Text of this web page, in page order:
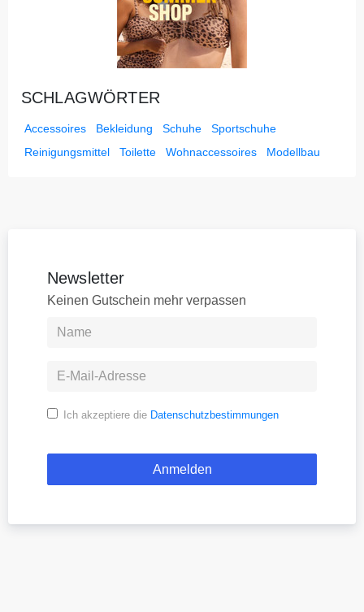
SCHLAGWÖRTER
Accessoires Bekleidung Schuhe
Sportschuhe
Reinigungsmittel
Toilette Wohnaccessoires Modellbau
Newsletter
Keinen Gutschein mehr verpassen
Ich akzeptiere die Datenschutzbestimmungen